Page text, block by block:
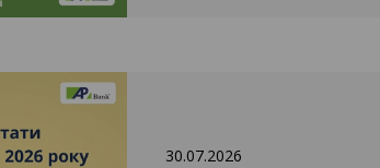
30.07.2026